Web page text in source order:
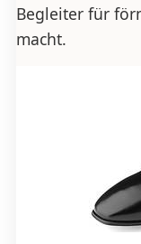
Begleiter für
macht.